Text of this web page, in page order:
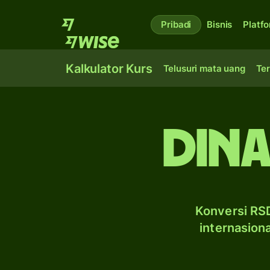
Pribadi Bisnis
Kalkulator Kurs Telusuri mata uang
Konversi